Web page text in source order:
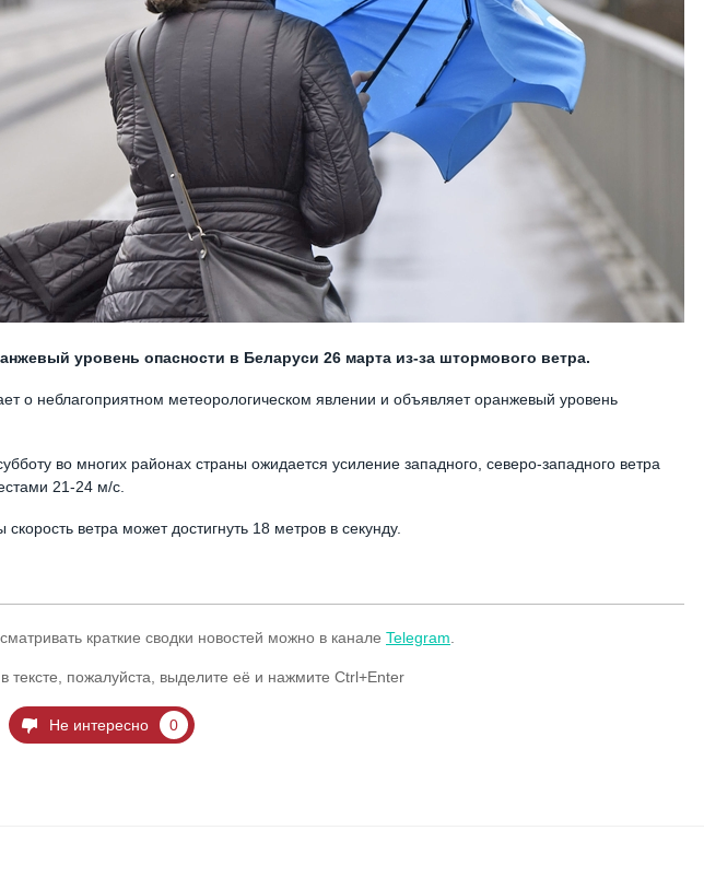
уровень опасности в Беларуси 26 марта из-за штормового ветра.
о неблагоприятном метеорологическом явлении и объявляет оранжевый уровень
во многих районах страны ожидается усиление западного, северо-западного ветра
21-24 м/с.
ветра может достигнуть 18 метров в секунду.
краткие сводки новостей можно в канале Telegram
тексте, пожалуйста, выделите её и нажмите Ctrl+Enter
Не интересно 0